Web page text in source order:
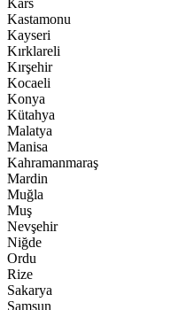
Kars
Kastamonu
Kayseri
Kırklareli
Kırşehir
Kocaeli
Konya
Kütahya
Malatya
Manisa
Kahramanmaraş
Mardin
Muğla
Muş
Nevşehir
Niğde
Ordu
Rize
Sakarya
Samsun